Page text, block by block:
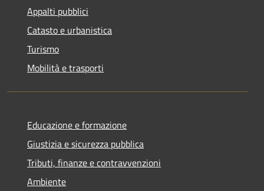
Appalti pubblici
Catasto e urbanistica
Turismo
Mobilità e trasporti
Educazione e formazione
Giustizia e sicurezza pubblica
Tributi, finanze e contravvenzioni
Ambiente